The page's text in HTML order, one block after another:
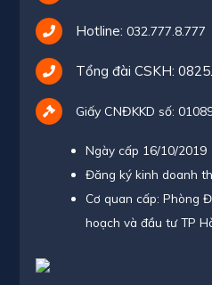
Hotline: 032.777.8.777
Tổng đài CSKH:
Giấy CNĐKKD số:
Ngày cấp 16/10/2019
Đăng ký kinh doanh
Cơ quan cấp: Phòng
hoạch và đầu tư TP